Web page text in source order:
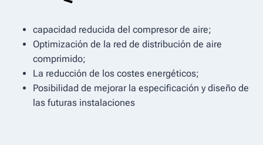
capacidad reducida del compresor de aire;
Optimización de la red de distribución de aire
comprimido;
La reducción de los costes energéticos;
Posibilidad de mejorar la especificación y diseño de
las futuras instalaciones